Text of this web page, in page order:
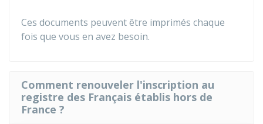
Ces documents peuvent être imprimés chaque
fois que vous en avez besoin.
Comment renouveler l'inscription au
registre des Français établis hors de
France ?